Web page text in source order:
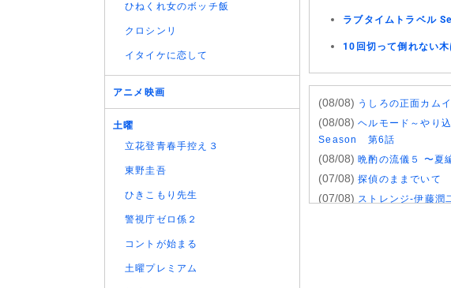
ラブタイムトラベル
10回切って倒れない
(08/08) うしろの正面カム
(08/08)ヘルモード～やり
Season 第6話
(08/08)晩酌の流儀５ 〜
(07/08)探偵のままでい
(07/08) ストレンジ-伊藤
ひねくれ女のボッチ飯
クロシンリ
イタイケに恋して
アニメ映画
土曜
立花登青春手控え３
東野圭吾
ひきこもり先生
警視庁ゼロ係２
コントが始まる
土曜プレミアム